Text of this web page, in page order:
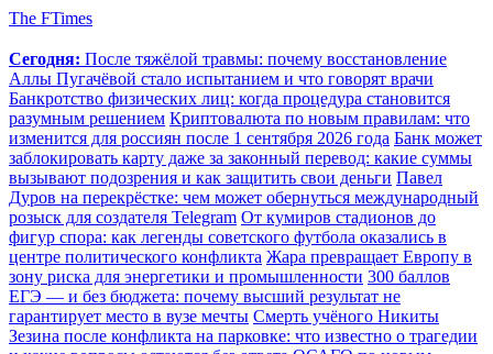
The FTimes
Сегодня: После тяжёлой травмы: почему восстановление
Аллы Пугачёвой стало испытанием и что говорят врачи
Банкротство физических лиц: когда процедура становится
разумным решением Криптовалюта по новым правилам: что
изменится для россиян после 1 сентября 2026 года Банк может
заблокировать карту даже за законный перевод: какие суммы
вызывают подозрения и как защитить свои деньги Павел
Дуров на перекрёстке: чем может обернуться международный
розыск для создателя Telegram От кумиров стадионов до
фигур спора: как легенды советского футбола оказались в
центре политического конфликта Жара превращает Европу в
зону риска для энергетики и промышленности 300 баллов
ЕГЭ — и без бюджета: почему высший результат не
гарантирует место в вузе мечты Смерть учёного Никиты
Зезина после конфликта на парковке: что известно о трагедии